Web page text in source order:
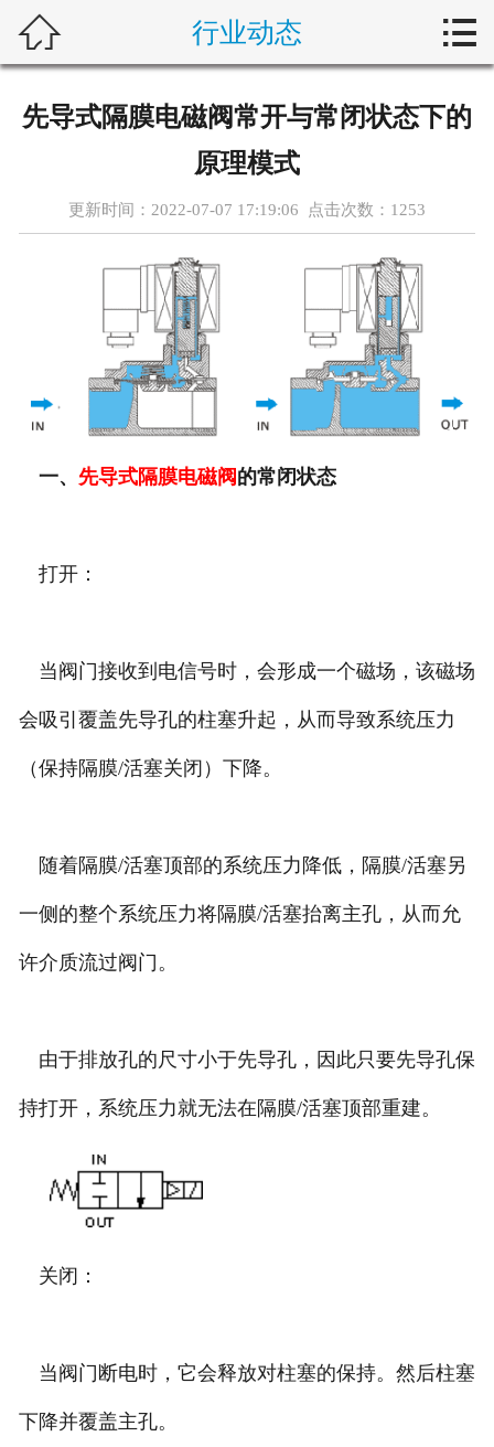
藤仓产品
合作产品
服务案例
关于我们
联系我们
 行业动态 
先导式隔膜电磁阀常开与常闭状态下的
原理模式
更新时间：2022-07-07 17:19:06 点击次数： 1253
一、 先导式隔膜电磁阀 的常闭状态
打开：
当阀门接收到电信号时，会形成一个磁场，该磁场
会吸引覆盖先导孔的柱塞升起，从而导致系统压力
（保持隔膜/活塞关闭）下降。
随着隔膜/活塞顶部的系统压力降低，隔膜/活塞另
一侧的整个系统压力将隔膜/活塞抬离主孔，从而允
许介质流过阀门。
由于排放孔的尺寸小于先导孔，因此只要先导孔保
持打开，系统压力就无法在隔膜/活塞顶部重建。
关闭：
当阀门断电时，它会释放对柱塞的保持。然后柱塞
下降并覆盖主孔。